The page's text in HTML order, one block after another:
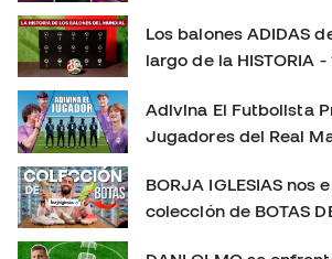
https://www.tiktok.com/
https://x.com/futbolemotion #Mercurial #NikeFootball
#MercurialVapor #MercurialSuperfly
#Playtest #Review #futbolemotion
#futbol #nikemercurial
Los balones ADIDAS
largo de la HISTORIA -
Adivina El Futbolista
Jugadores del Real
BORJA IGLESIAS nos
colección de BOTAS